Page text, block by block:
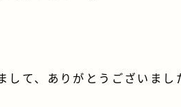
して、ありがとうございまし